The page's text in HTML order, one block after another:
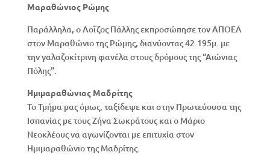
Μαραθώνιος Ρώμης
Παράλληλα, ο Λοΐζος Πάλλης εκπροσώπησε τον ΑΠΟΕΛ
στον Μαραθώνιο της Ρώμης, διανύοντας 42.195μ. με
την γαλαζοκίτρινη φανέλα στους δρόμους της “Αιώνιας
Πόλης”.
Ημιμαραθώνιος Μαδρίτης
Το Τμήμα μας όμως, ταξίδεψε και στην Πρωτεύουσα της
Ισπανίας με τους Ζήνα Σωκράτους και ο Μάριο
Νεοκλέους να αγωνίζονται με επιτυχία στον
Ημιμαραθώνιο της Μαδρίτης.